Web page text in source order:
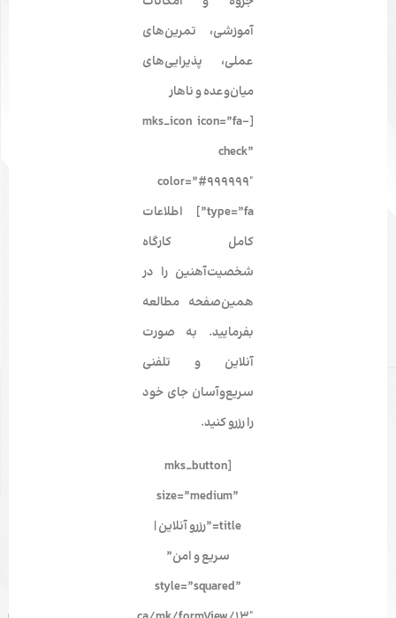
آموزشی، تمرین‌های
عملی، پذیرایی‌‌های
میان‌وعده و ناهار
[mks_icon icon=”fa-
check”
color=”#999999″
type=”fa”] اطلاعات
کامل کارگاه
شخصیت‌آهنین را در
همین‌صفحه مطالعه
بفرمایید. به صورت
آنلاین و تلفنی
سریع‌وآسان جای خود
را رزرو کنید.
[mks_button
size=”medium”
title=”رزرو آنلاین |
سریع و امن”
style=”squared”